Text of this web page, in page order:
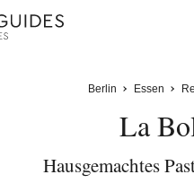
Berlin Essen
La
Hausgemachtes